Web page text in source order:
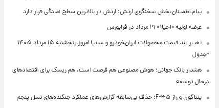
پیام اطمینان‌بخش سخنگوی ارتش: ارتش در بالاترین سطح آمادگی قرار دارد
عرضه اولیه «احیا۱» ۱۹ مرداد در فرابورس
تغییر تند قیمت محصولات ایران‌خودرو و سایپا امروز پنجشنبه ۱۵ مرداد ۱۴۰۵
+جدول
هشدار بانک جهانی؛ هوش مصنوعی هم فرصت است، هم ریسک برای اقتصادهای
درحال توسعه
پنتاگون و راز F-۳۵؛ حذف بی‌سابقه گزارش‌های عملکرد جنگنده‌های نسل پنجم